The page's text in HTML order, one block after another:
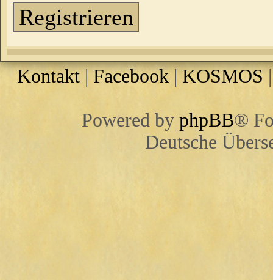
Registrieren
Kontakt | Facebook |KOSMOS
Powered by phpBB®
Deutsche